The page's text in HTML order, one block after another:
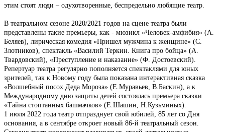
этим стоят люди – одухотворенные, беспредельно любящие театр.
В театральном сезоне 2020/2021 годов на сцене театра были
представлены такие премьеры, как - мюзикл «Человек-амфибия» (А.
Беляев), лирическая комедия «Пришел мужчина к женщине» (С.
Злотников), спектакль «Василий Теркин. Книга про бойца» (А.
Твардовский), «Преступление и наказание» (Ф. Достоевский).
Репертуар театра регулярно пополняется спектаклями для юных
зрителей, так к Новому году была показана интерактивная сказка
«Волшебный посох Деда Мороза» (Е.Муравьев, В.Баскин), а к
Международному дню защиты детей состоялась премьера сказки
«Тайна стоптанных башмачков» (Е.Шашин, Н.Кузьминых).
1 июля 2022 года театр отпразднует свой юбилей, 85 лет со Дня
основания, а в сентябре откроет новый 86-й театральный сезон.